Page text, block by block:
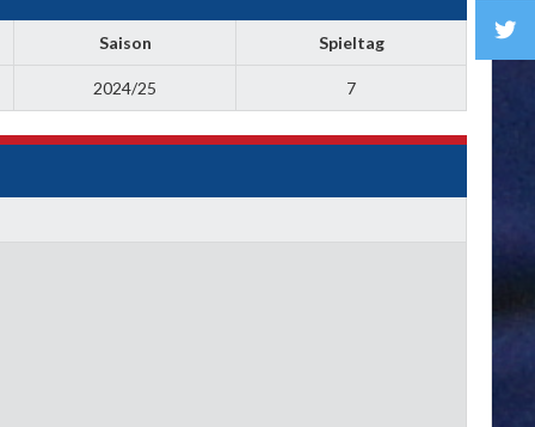
Saison Spieltag
2024/25 7